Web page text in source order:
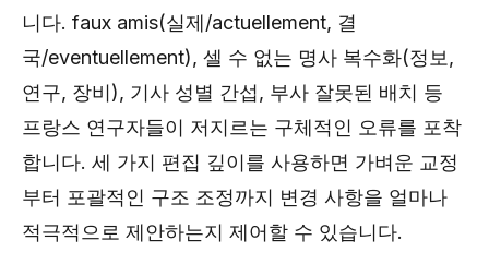
니다. faux amis(실제/actuellement, 결
국/eventuellement), 셀 수 없는 명사 복수화(정보,
연구, 장비), 기사 성별 간섭, 부사 잘못된 배치 등
프랑스 연구자들이 저지르는 구체적인 오류를 포착
합니다. 세 가지 편집 깊이를 사용하면 가벼운 교정
부터 포괄적인 구조 조정까지 변경 사항을 얼마나
적극적으로 제안하는지 제어할 수 있습니다.